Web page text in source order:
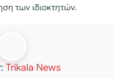
των ιδιοκτητών.
Trikala News